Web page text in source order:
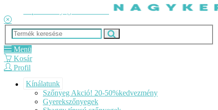
Menü
Kosár
Profil
Kínálatunk
Szőnyeg Akció! 20-50%kedvezmény
Gyerekszőnyegek